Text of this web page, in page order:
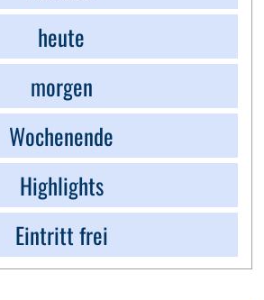
heute
morgen
Wochenende
Highlights
Eintritt frei